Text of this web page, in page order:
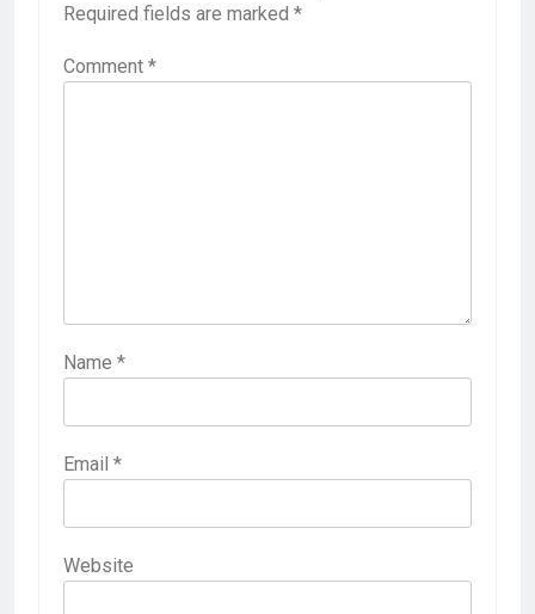
Required fields are marked *
Comment *
Name *
Email *
Website